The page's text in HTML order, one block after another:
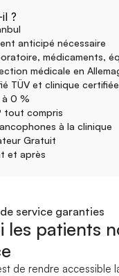
anticipé nécessaire
médicaments,
médicale en
TÜV et clinique
à 0 %
tout compris
à la clinique
Gratuit
et après
?
service garanties
les patients
de rendre accessible